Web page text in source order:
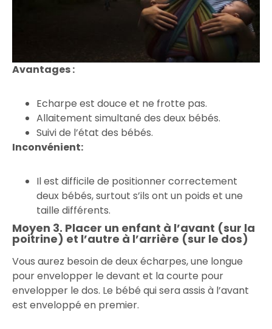
Avantages :
Echarpe est douce et ne frotte pas.
Allaitement simultané des deux bébés.
Suivi de l’état des bébés.
Inconvénient:
Il est difficile de positionner correctement
deux bébés, surtout s’ils ont un poids et une
taille différents.
Moyen 3. Placer un enfant à l’avant (sur la
poitrine) et l’autre à l’arrière (sur le dos)
Vous aurez besoin de deux écharpes, une longue
pour envelopper le devant et la courte pour
envelopper le dos. Le bébé qui sera assis à l’avant
est enveloppé en premier.